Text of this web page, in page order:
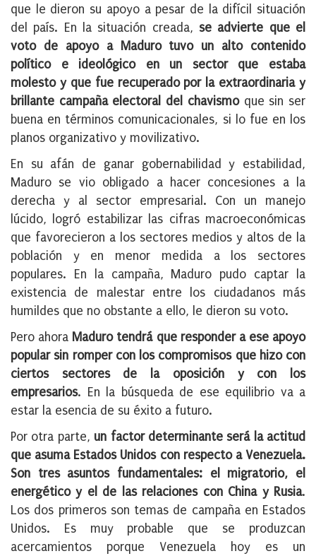
que le dieron su apoyo a pesar de la difícil situación
del país. En la situación creada, se advierte que el
voto de apoyo a Maduro tuvo un alto contenido
político e ideológico en un sector que estaba
molesto y que fue recuperado por la extraordinaria y
brillante campaña electoral del chavismoque sin ser
buena en términos comunicacionales, si lo fue en los
planos organizativo y movilizativo.
En su afán de ganar gobernabilidad y estabilidad,
Maduro se vio obligado a hacer concesiones a la
derecha y al sector empresarial. Con un manejo
lúcido, logró estabilizar las cifras macroeconómicas
que favorecieron a los sectores medios y altos de la
población y en menor medida a los sectores
populares. En la campaña, Maduro pudo captar la
existencia de malestar entre los ciudadanos más
humildes que no obstante a ello, le dieron su voto.
Pero ahora Maduro tendrá que responder a ese apoyo
popular sin romper con los compromisos que hizo con
ciertos sectores de la oposición y con los
empresarios. En la búsqueda de ese equilibrio va a
estar la esencia de su éxito a futuro.
Por otra parte, un factor determinante será la actitud
que asuma Estados Unidos con respecto a Venezuela.
Son tres asuntos fundamentales: el migratorio, el
energético y el de las relaciones con China y Rusia.
Los dos primeros son temas de campaña en Estados
Unidos. Es muy probable que se produzcan
acercamientos porque Venezuela hoy es un